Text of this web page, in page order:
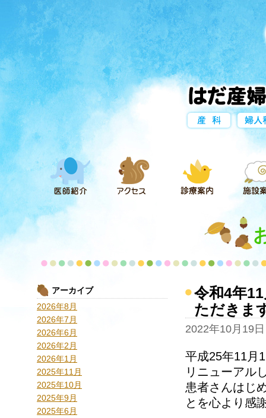
アーカイブ
2026年8月
2026年7月
2026年6月
2026年2月
2026年1月
2025年11月
2025年10月
2025年9月
2025年6月
令和4年
ただきま
2022年10月19
平成25年11月
リニューアル
患者さんはじ
とを心より感